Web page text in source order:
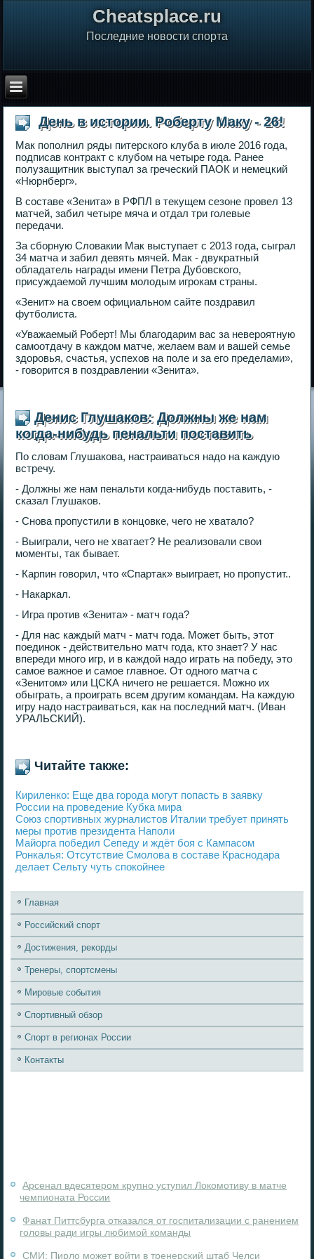
Сheatsplace.ru
Последние новости спорта
День в истории. Роберту Маку - 26!
Мак пополнил ряды питерского клуба в июле 2016 года,
подписав контракт с клубом на четыре года. Ранее
полузащитник выступал за греческий ПАОК и немецкий
«Нюрнберг».
В составе «Зенита» в РФПЛ в текущем сезоне провел 13
матчей, забил четыре мяча и отдал три голевые
передачи.
За сборную Словакии Мак выступает с 2013 года, сыграл
34 матча и забил девять мячей. Мак - двукратный
обладатель награды имени Петра Дубовского,
присуждаемой лучшим молодым игрокам страны.
«Зенит» на своем официальном сайте поздравил
футболиста.
«Уважаемый Роберт! Мы благодарим вас за невероятную
самоотдачу в каждом матче, желаем вам и вашей семье
здоровья, счастья, успехов на поле и за его пределами»,
- говорится в поздравлении «Зенита».
Денис Глушаков: Должны же нам
когда-нибудь пенальти поставить
По словам Глушакова, настраиваться надо на каждую
встречу.
- Должны же нам пенальти когда-нибудь поставить, -
сказал Глушаков.
- Снова пропустили в концовке, чего не хватало?
- Выиграли, чего не хватает? Не реализовали свои
моменты, так бывает.
- Карпин говорил, что «Спартак» выиграет, но пропустит..
- Накаркал.
- Игра против «Зенита» - матч года?
- Для нас каждый матч - матч года. Может быть, этот
поединок - действительно матч года, кто знает? У нас
впереди много игр, и в каждой надо играть на победу, это
самое важное и самое главное. От одного матча с
«Зенитом» или ЦСКА ничего не решается. Можно их
обыграть, а проиграть всем другим командам. На каждую
игру надо настраиваться, как на последний матч. (Иван
УРАЛЬСКИЙ).
Читайте также:
Кириленко: Еще два города могут попасть в заявку
России на проведение Кубка мира
Союз спортивных журналистов Италии требует принять
меры против президента Наполи
Майорга победил Сепеду и ждёт боя с Кампасом
Ронкалья: Отсутствие Смолова в составе Краснодара
делает Сельту чуть спокойнее
Главная
Российский спорт
Достижения, рекорды
Тренеры, спортсмены
Мировые события
Спортивный обзор
Спорт в регионах России
Контакты
Арсенал вдесятером крупно уступил Локомотиву в матче
чемпионата России
Фанат Питтсбурга отказался от госпитализации с ранением
головы ради игры любимой команды
СМИ: Пирло может войти в тренерский штаб Челси